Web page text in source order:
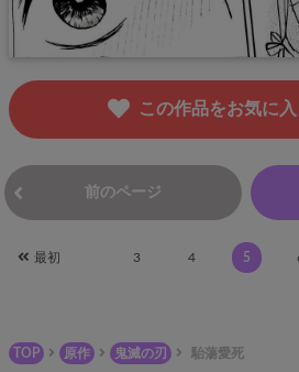
この作品をお気に
前のページ
最初 3 4 5
TOP 原作 鬼滅の刃 駘蕩愛死